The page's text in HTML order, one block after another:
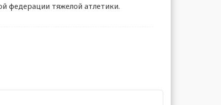
федерации тяжелой атлетики.